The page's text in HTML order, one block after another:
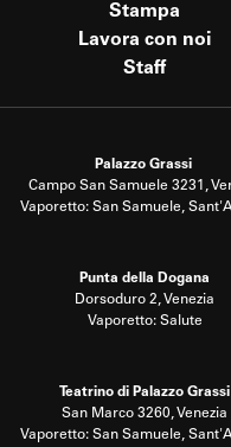
Stampa
Lavora con noi
Staff
Palazzo Grassi
Campo San Samuele 3231,
Vaporetto: San Samuele,
Punta della Dogana
Dorsoduro 2, Venezia
Vaporetto: Salute
Teatrino di Palazzo Grassi
San Marco 3260, Venezia
Vaporetto: San Samuele,